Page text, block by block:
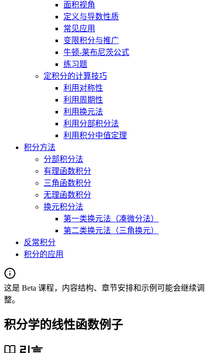
面积视角
定义与导数性质
常见应用
变限积分与推广
牛顿-莱布尼茨公式
练习题
定积分的计算技巧
利用对称性
利用周期性
利用换元法
利用分部积分法
利用积分中值定理
积分方法
分部积分法
有理函数积分
三角函数积分
无理函数积分
换元积分法
第一类换元法（凑微分法）
第二类换元法（三角换元）
反常积分
积分的应用
这是 Beta 课程，内容结构、章节安排和示例可能会继续调
整。
积分学的线性函数例子